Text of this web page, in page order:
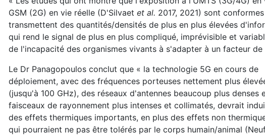
GSM (2G) en vie réelle (D'Silvaet et al. 2017, 2021) sont
transmettent des quantités/densités de plus en plus élevées
qui rend le signal de plus en plus compliqué, imprévisible et
de l'incapacité des organismes vivants à s'adapter à un facteur
Le Dr Panagopoulos conclut que « la technologie 5G en cours de
déploiement, avec des fréquences porteuses nettement plus
(jusqu'à 100 GHz), des réseaux d'antennes beaucoup plus denses
faisceaux de rayonnement plus intenses et collimatés, devrait
des effets thermiques importants, en plus des effets non
qui pourraient ne pas être tolérés par le corps humain/animal